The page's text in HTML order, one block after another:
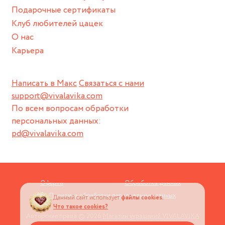
Написать в МаксСвязаться с нами
support@vivalavika.com
По всем вопросам обработки
персональных данных:
pd@vivalavika.com
Подарочные сертификаты
Клуб любителей цацек
О нас
Карьера
Оферта
Обработка данных
Политика обработки персональных данных
Данный сайт используетфайлы cookies.
Что такое cookies?